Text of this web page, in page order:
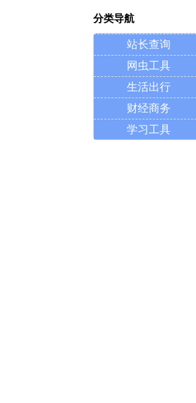
分类导航
站长查询
网虫工具
生活出行
财经商务
学习工具